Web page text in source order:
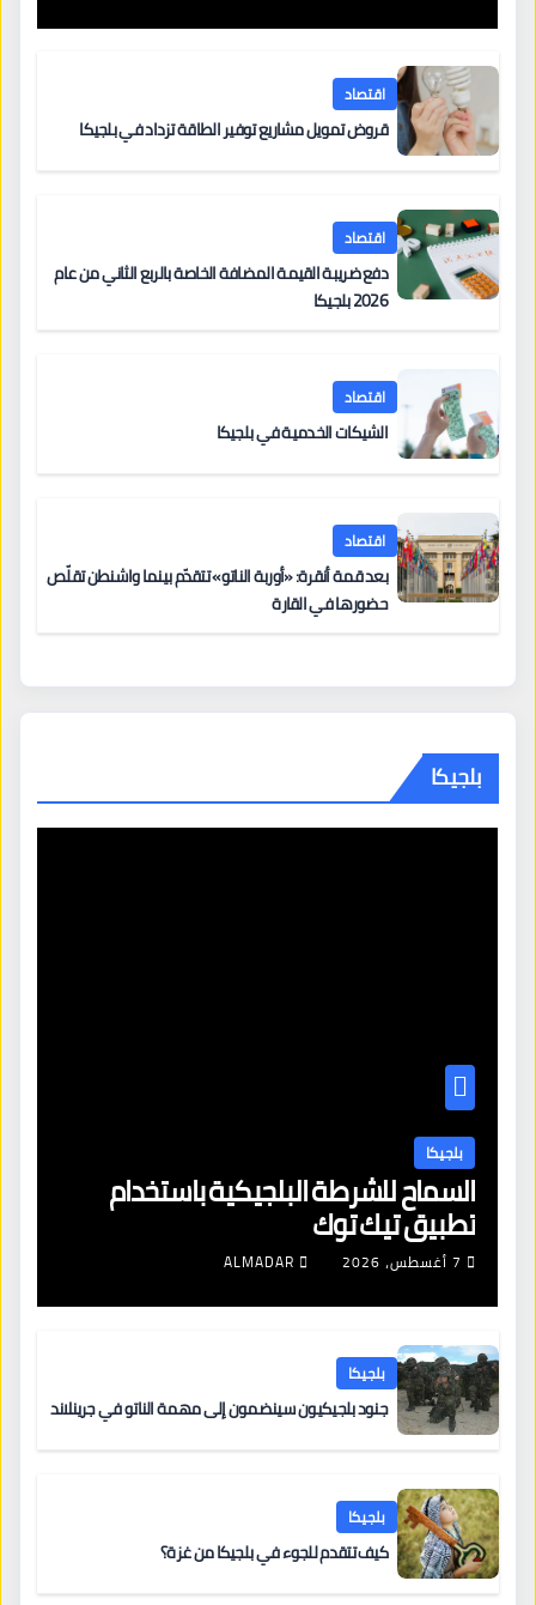
اقتصاد
قروض تمويل مشاريع توفير الطاقة تزداد في بلجيكا
اقتصاد
دفع ضريبة القيمة المضافة الخاصة بالربع الثاني من عام
2026 بلجيكا
اقتصاد
الشيكات الخدمية في بلجيكا
اقتصاد
بعد قمة أنقرة: «أوربة الناتو» تتقدّم بينما واشنطن تقلّص
حضورها في القارة
بلجيكا
بلجيكا
السماح للشرطة البلجيكية باستخدام
تطبيق تيك توك
7 أغسطس، 2026 ALMADAR
بلجيكا
جنود بلجيكيون سينضمون إلى مهمة الناتو في جرينلاند
بلجيكا
كيف تتقدم للجوء في بلجيكا من غزة؟